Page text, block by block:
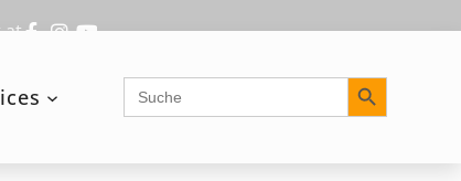
Search
for:
Search Button